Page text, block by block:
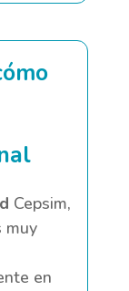
Cepsim,
en